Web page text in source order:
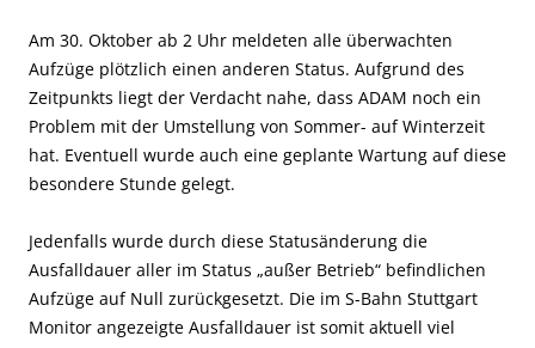
Am 30. Oktober ab 2 Uhr meldeten alle überwachten
Aufzüge plötzlich einen anderen Status. Aufgrund des
Zeitpunkts liegt der Verdacht nahe, dass ADAM noch ein
Problem mit der Umstellung von Sommer- auf Winterzeit
hat. Eventuell wurde auch eine geplante Wartung auf diese
besondere Stunde gelegt.
Jedenfalls wurde durch diese Statusänderung die
Ausfalldauer aller im Status „außer Betrieb“ befindlichen
Aufzüge auf Null zurückgesetzt. Die im S-Bahn Stuttgart
Monitor angezeigte Ausfalldauer ist somit aktuell viel